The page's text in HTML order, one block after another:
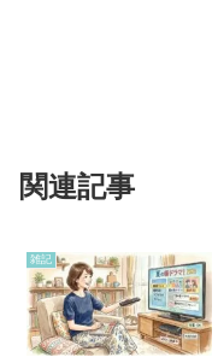
関連記事
雑記